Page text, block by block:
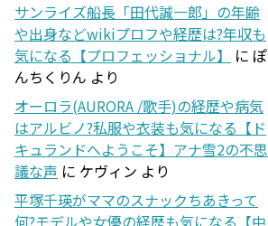
サンライズ船長「田代誠一郎」の年齢
や出身などwikiプロフや経歴は?年収も
気になる【プロフェッショナル】
に ぽ
んちくりん より
オーロラ(AURORA /歌手)の経歴や病気
はアルビノ?私服や衣装も気になる【ド
キュランドへようこそ】アナ雪2の不思
議な声 に ケヴィン より
平塚千瑛がママのスナックちあきって